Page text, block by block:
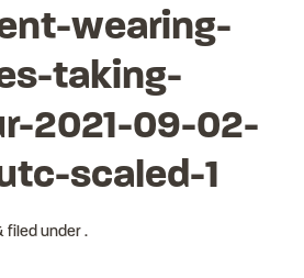
wearing-
taking-
2021-09-02-
scaled-1
filed under .